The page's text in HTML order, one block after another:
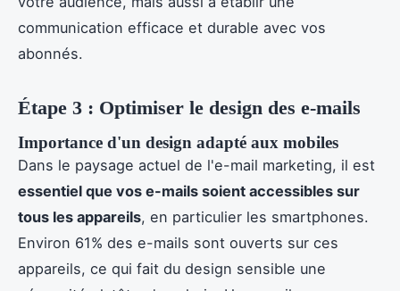
communication efficace et durable avec vos
abonnés.
Étape 3 : Optimiser le design des e-mails
Importance d'un design adapté aux mobiles
Dans le paysage actuel de l'e-mail marketing, il est
essentiel que vos e-mails soient accessibles sur
tous les appareils, en particulier les smartphones.
Environ 61% des e-mails sont ouverts sur ces
appareils, ce qui fait du design sensible une